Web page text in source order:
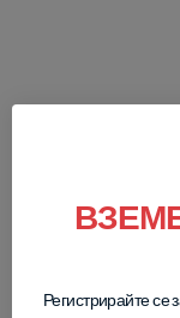
Регистрирайте